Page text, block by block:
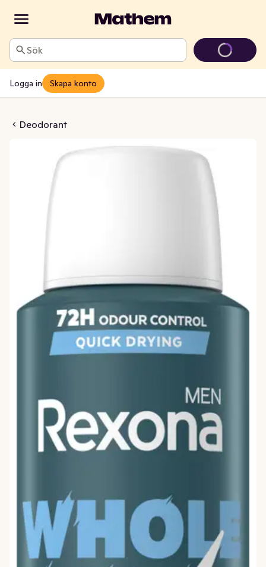
Sök
Logga in Skapa konto
Deodorant
Ocean Rush